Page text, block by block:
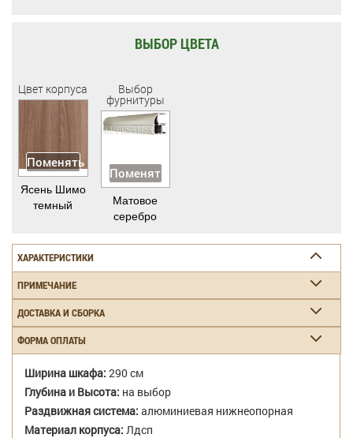
ВЫБОР ЦВЕТА
Цвет корпуса
Поменять
Ясень Шимо
темный
Выбор
фурнитуры
Поменять
Матовое
серебро
ХАРАКТЕРИСТИКИ
ПРИМЕЧАНИЕ
ДОСТАВКА И СБОРКА
ФОРМА ОПЛАТЫ
Ширина шкафа: 290 см
Глубина и Высота: на выбор
Раздвижная система: алюминиевая нижнеопорная
Материал корпуса: Лдсп